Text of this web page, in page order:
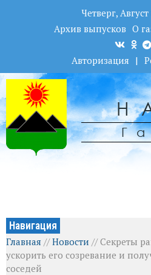
Четверг, Август
Архив выпусков О
Авторизация |
Навигация
Главная //Новости //Секреты
ускорить его созревание и
соседей